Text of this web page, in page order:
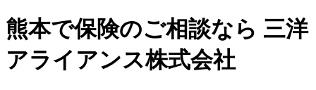
熊本で保険のご相談なら 三洋
アライアンス株式会社